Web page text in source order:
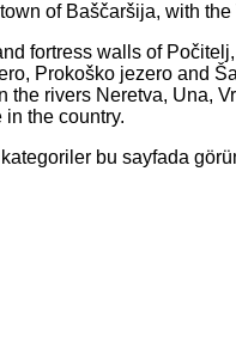
of Baščaršija, with
fortress walls of
Prokoško jezero and
the rivers Neretva, Una,
the country.
bu sayfada